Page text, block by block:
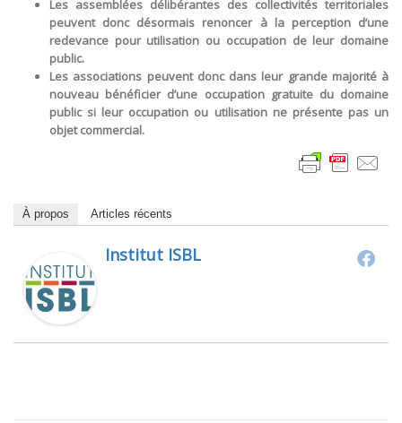
Les assemblées délibérantes des collectivités territoriales
peuvent donc désormais renoncer à la perception d’une
redevance pour utilisation ou occupation de leur domaine
public.
Les associations peuvent donc dans leur grande majorité à
nouveau bénéficier d’une occupation gratuite du domaine
public si leur occupation ou utilisation ne présente pas un
objet commercial.
À propos Articles récents
Institut ISBL